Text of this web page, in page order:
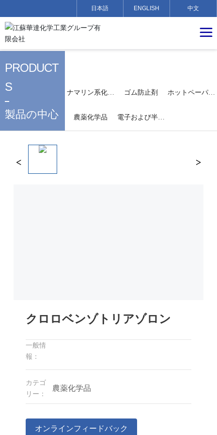
日本語 ENGLISH 中文
PRODUCT
S
製品の中心
ナマリン系化学
ゴム防止剤
ホットペーパー
農薬化学品
電子および半導
体の化学品
クロロベンゾトリアゾロン
一般情
報：
カテゴ
リー：
農薬化学品
オンラインフィードバック